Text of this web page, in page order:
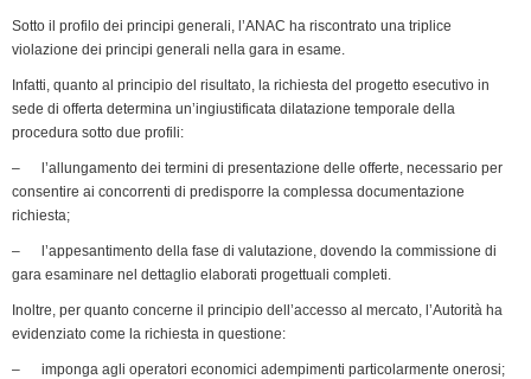
Sotto il profilo dei principi generali, l’ANAC ha riscontrato una triplice
violazione dei principi generali nella gara in esame.
Infatti, quanto al principio del risultato, la richiesta del progetto esecutivo in
sede di offerta determina un’ingiustificata dilatazione temporale della
procedura sotto due profili:
– l’allungamento dei termini di presentazione delle offerte, necessario per
consentire ai concorrenti di predisporre la complessa documentazione
richiesta;
– l’appesantimento della fase di valutazione, dovendo la commissione di
gara esaminare nel dettaglio elaborati progettuali completi.
Inoltre, per quanto concerne il principio dell’accesso al mercato, l’Autorità ha
evidenziato come la richiesta in questione:
– imponga agli operatori economici adempimenti particolarmente onerosi;